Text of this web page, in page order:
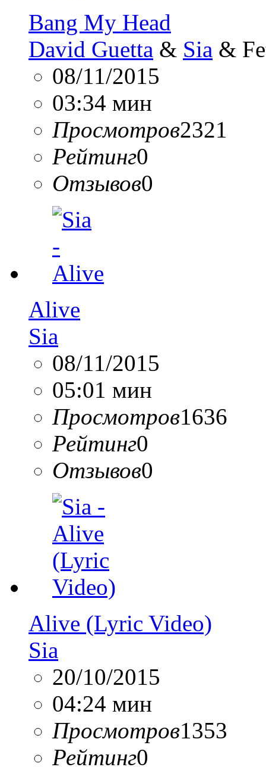
Bang My Head
David Guetta & Sia &
08/11/2015
03:34 мин
Просмотров2321
Рейтинг0
Отзывов0
Alive
Sia
08/11/2015
05:01 мин
Просмотров1636
Рейтинг0
Отзывов0
Alive (Lyric Video)
Sia
20/10/2015
04:24 мин
Просмотров1353
Рейтинг0